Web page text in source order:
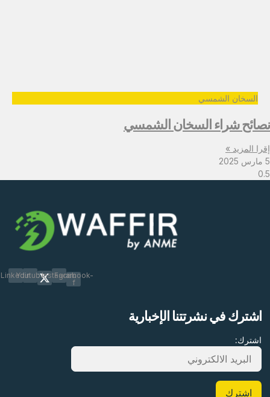
السخان الشمسي
نصائح شراء السخان الشمسي
إقرا المزيد »
5 مارس 2025
Facebook-
f
Instagram
Youtube
Linkedin
اشترك في نشرتتنا الإخبارية
اشترك: